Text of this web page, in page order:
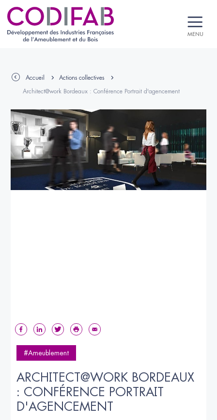
MENU
Accueil Actions collectives
Architect@work Bordeaux : Conférence Portrait d'agencement
#Ameublement
ARCHITECT@WORK BORDEAUX
: CONFÉRENCE PORTRAIT
D'AGENCEMENT